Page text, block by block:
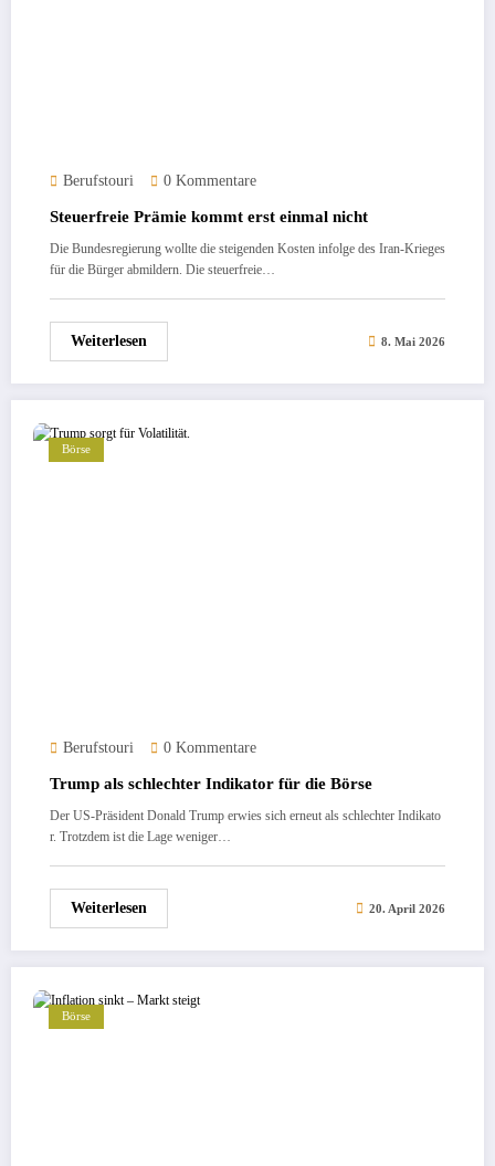
Berufstouri 0 Kommentare
Steuerfreie Prämie kommt erst einmal nicht
Die Bundesregierung wollte die steigenden Kosten infolge des Iran-Krieges
für die Bürger abmildern. Die steuerfreie…
Weiterlesen 8. Mai 2026
Börse
Berufstouri 0 Kommentare
Trump als schlechter Indikator für die Börse
Der US-Präsident Donald Trump erwies sich erneut als schlechter Indikato
r. Trotzdem ist die Lage weniger…
Weiterlesen 20. April 2026
Börse